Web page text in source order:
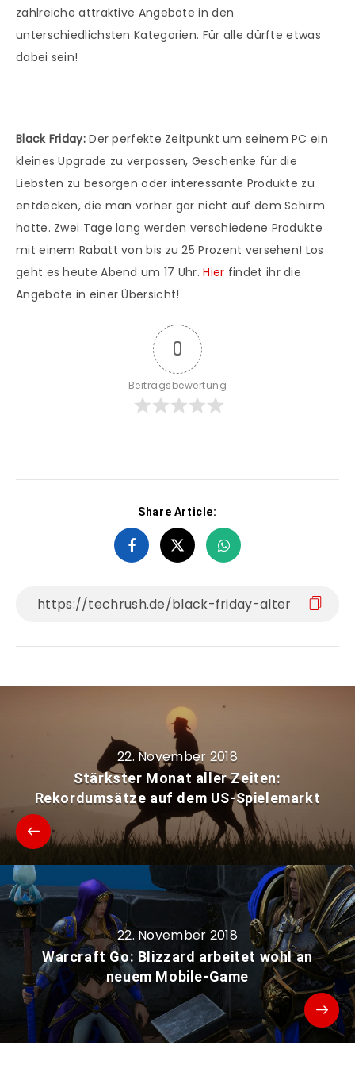
zahlreiche attraktive Angebote in den
unterschiedlichsten Kategorien. Für alle dürfte etwas
dabei sein!
Black Friday:Der perfekte Zeitpunkt um seinem PC ein
kleines Upgrade zu verpassen, Geschenke für die
Liebsten zu besorgen oder interessante Produkte zu
entdecken, die man vorher gar nicht auf dem Schirm
hatte. Zwei Tage lang werden verschiedene Produkte
mit einem Rabatt von bis zu 25 Prozent versehen! Los
geht es heute Abend um 17 Uhr.Hier findet ihr die
Angebote in einer Übersicht!
0
Beitragsbewertung
Share Article:
22. November 2018
Stärkster Monat aller Zeiten:
Rekordumsätze auf dem US-Spielemarkt
22. November 2018
Warcraft Go: Blizzard arbeitet wohl an
neuem Mobile-Game